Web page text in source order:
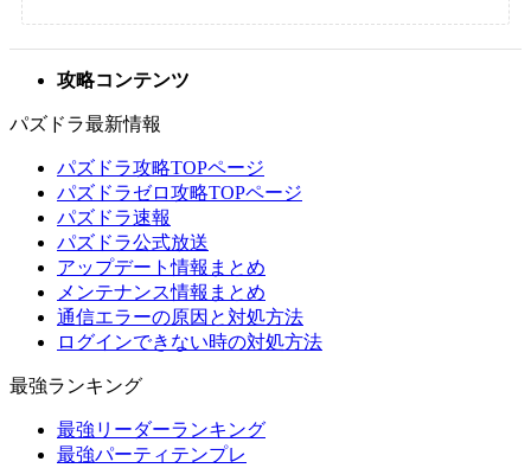
攻略コンテンツ
パズドラ最新情報
パズドラ攻略TOPページ
パズドラゼロ攻略TOPページ
パズドラ速報
パズドラ公式放送
アップデート情報まとめ
メンテナンス情報まとめ
通信エラーの原因と対処方法
ログインできない時の対処方法
最強ランキング
最強リーダーランキング
最強パーティテンプレ